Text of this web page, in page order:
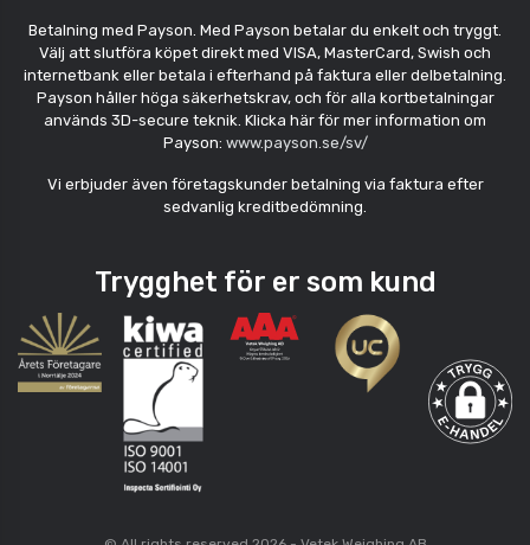
Betalning med Payson. Med Payson betalar du enkelt och tryggt.
Välj att slutföra köpet direkt med VISA, MasterCard, Swish och
internetbank eller betala i efterhand på faktura eller delbetalning.
Payson håller höga säkerhetskrav, och för alla kortbetalningar
används 3D-secure teknik. Klicka här för mer information om
Payson: www.payson.se/sv/
Vi erbjuder även företagskunder betalning via faktura efter
sedvanlig kreditbedömning.
Trygghet för er som kund